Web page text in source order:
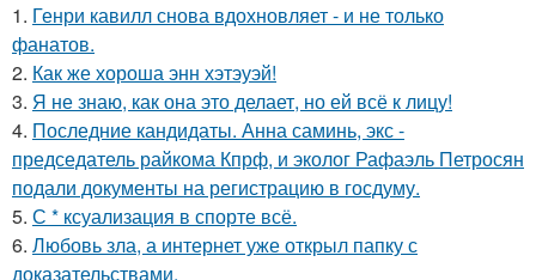
1. Генри кавилл снова вдохновляет - и не только
фанатов.
2. Как же хороша энн хэтэуэй!
3. Я не знаю, как она это делает, но ей всё к лицу!
4. Последние кандидаты. Анна саминь, экс -
председатель райкома Кпрф, и эколог Рафаэль Петросян
подали документы на регистрацию в госдуму.
5. С * ксуализация в спорте всё.
6. Любовь зла, а интернет уже открыл папку с
доказательствами.